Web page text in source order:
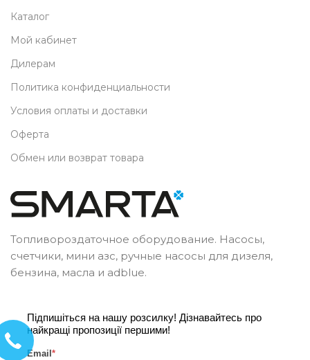
Каталог
Мой кабинет
Дилерам
Политика конфиденциальности
Условия оплаты и доставки
Оферта
Обмен или возврат товара
Топливороздаточное оборудование. Насосы,
счетчики, мини азс, ручные насосы для дизеля,
бензина, масла и adblue.
Підпишіться на нашу розсилку! Дізнавайтесь про
найкращі пропозиції першими!
Email *